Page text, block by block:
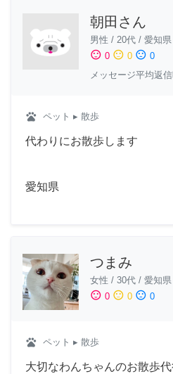
朝田さん
男性 / 20代 / 愛知県
sentiment_satisfied 0 sentiment_neutral 0 sentiment_dissatisfied 0
メッセージ平均返
pets ペット ▸ 散歩
代わりにお散歩します
愛知県
つまみ
女性 / 30代 / 愛知県
sentiment_satisfied 0 sentiment_neutral 0 sentiment_dissatisfied 0
pets ペット ▸ 散歩
大切なわんちゃんのお散歩代